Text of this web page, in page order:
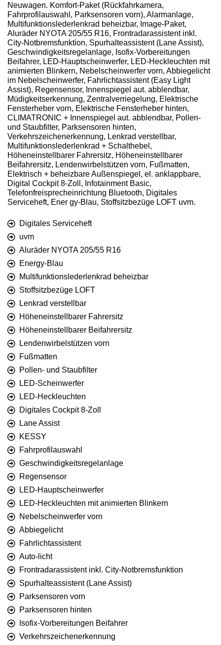
Neuwagen. Komfort-Paket (Rückfahrkamera,
Fahrprofilauswahl, Parksensoren vorn), Alarmanlage,
Multifunktionslederlenkrad beheizbar, Image-Paket,
Aluräder NYOTA 205/55 R16, Frontradarassistent inkl.
City-Notbremsfunktion, Spurhalteassistent (Lane Assist),
Geschwindigkeitsregelanlage, Isofix-Vorbereitungen
Beifahrer, LED-Hauptscheinwerfer, LED-Heckleuchten mit
animierten Blinkern, Nebelscheinwerfer vorn, Abbiegelicht
im Nebelscheinwerfer, Fahrlichtassistent (Easy Light
Assist), Regensensor, Innenspiegel aut. abblendbar,
Müdigkeitserkennung, Zentralverriegelung, Elektrische
Fensterheber vorn, Elektrische Fensterheber hinten,
CLIMATRONIC + Innenspiegel aut. abblendbar, Pollen-
und Staubfilter, Parksensoren hinten,
Verkehrszeichenerkennung, Lenkrad verstellbar,
Multifunktionslederlenkrad + Schalthebel,
Höheneinstellbarer Fahrersitz, Höheneinstellbarer
Beifahrersitz, Lendenwirbelstützen vorn, Fußmatten,
Elektrisch + beheizbare Außenspiegel, el. anklappbare,
Digital Cockpit 8-Zoll, Infotainment Basic,
Telefonfreisprecheinrichtung Bluetooth, Digitales
Serviceheft, Ener gy-Blau, Stoffsitzbezüge LOFT uvm.
Digitales Serviceheft
uvm
Aluräder NYOTA 205/55 R16
Energy-Blau
Multifunktionslederlenkrad beheizbar
Stoffsitzbezüge LOFT
Lenkrad verstellbar
Höheneinstellbarer Fahrersitz
Höheneinstellbarer Beifahrersitz
Lendenwirbelstützen vorn
Fußmatten
Pollen- und Staubfilter
LED-Scheinwerfer
LED-Heckleuchten
Digitales Cockpit 8-Zoll
Lane Assist
KESSY
Fahrprofilauswahl
Geschwindigkeitsregelanlage
Regensensor
LED-Hauptscheinwerfer
LED-Heckleuchten mit animierten Blinkern
Nebelscheinwerfer vorn
Abbiegelicht
Fahrlichtassistent
Auto-licht
Frontradarassistent inkl. City-Notbremsfunktion
Spurhalteassistent (Lane Assist)
Parksensoren vorn
Parksensoren hinten
Isofix-Vorbereitungen Beifahrer
Verkehrszeichenerkennung